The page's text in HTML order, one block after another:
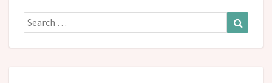
Search
for: